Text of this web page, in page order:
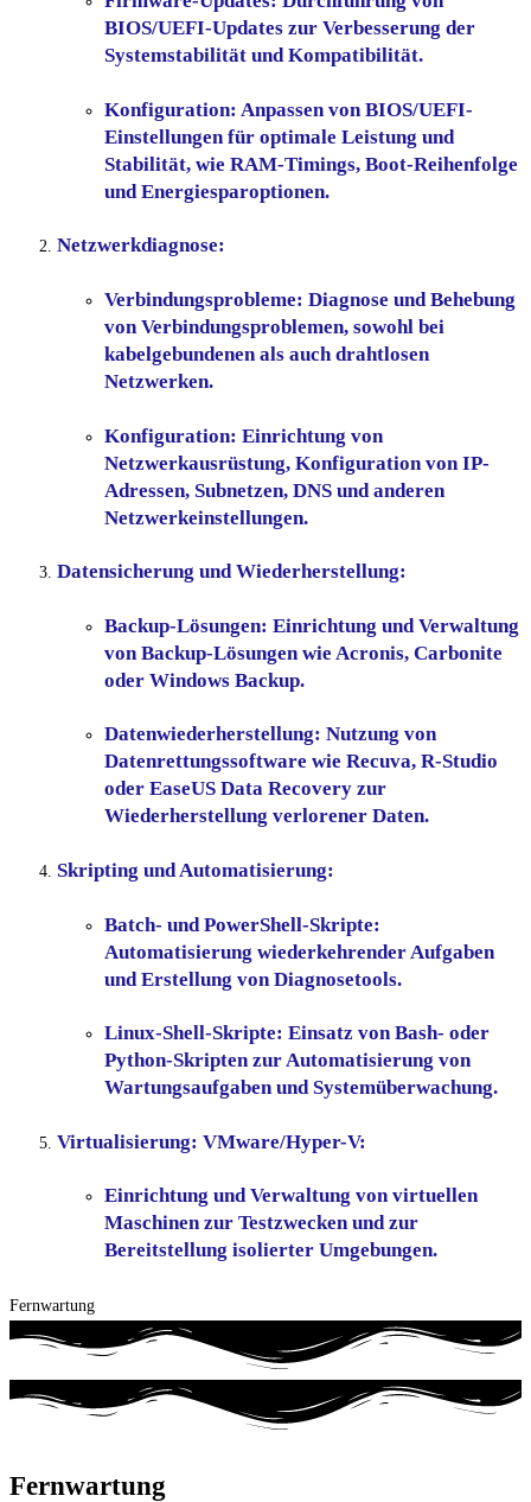
BIOS/UEFI-Updates zur Verbesserung der
Systemstabilität und Kompatibilität.
Konfiguration: Anpassen von BIOS/UEFI-
Einstellungen für optimale Leistung und
Stabilität, wie RAM-Timings, Boot-Reihenfolge
und Energiesparoptionen.
Netzwerkdiagnose:
Verbindungsprobleme: Diagnose und Behebung
von Verbindungsproblemen, sowohl bei
kabelgebundenen als auch drahtlosen
Netzwerken.
Konfiguration: Einrichtung von
Netzwerkausrüstung, Konfiguration von IP-
Adressen, Subnetzen, DNS und anderen
Netzwerkeinstellungen.
Datensicherung und Wiederherstellung:
Backup-Lösungen: Einrichtung und Verwaltung
von Backup-Lösungen wie Acronis, Carbonite
oder Windows Backup.
Datenwiederherstellung: Nutzung von
Datenrettungssoftware wie Recuva, R-Studio
oder EaseUS Data Recovery zur
Wiederherstellung verlorener Daten.
Skripting und Automatisierung:
Batch- und PowerShell-Skripte:
Automatisierung wiederkehrender Aufgaben
und Erstellung von Diagnosetools.
Linux-Shell-Skripte: Einsatz von Bash- oder
Python-Skripten zur Automatisierung von
Wartungsaufgaben und Systemüberwachung.
Virtualisierung: VMware/Hyper-V:
Einrichtung und Verwaltung von virtuellen
Maschinen zur Testzwecken und zur
Bereitstellung isolierter Umgebungen.
Fernwartung
Fernwartung